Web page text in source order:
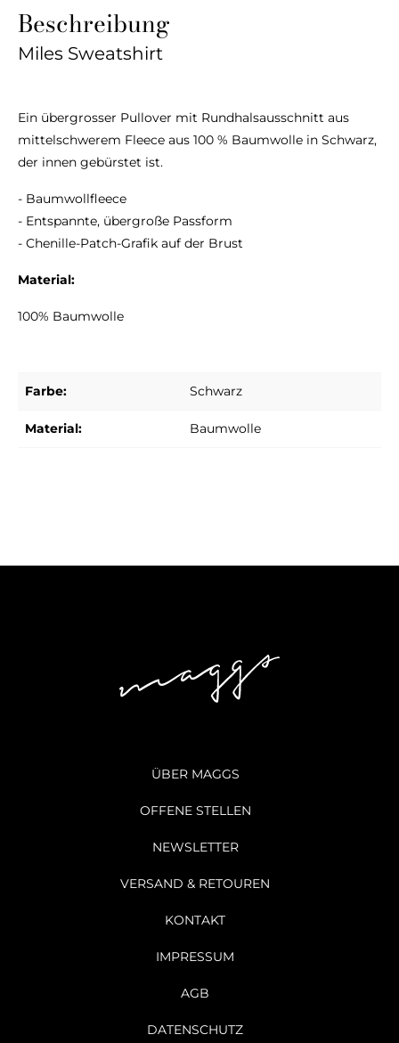
Beschreibung
Miles Sweatshirt
Ein übergrosser Pullover mit Rundhalsausschnitt aus
mittelschwerem Fleece aus 100 % Baumwolle in Schwarz,
der innen gebürstet ist.
- Baumwollfleece
- Entspannte, übergroße Passform
- Chenille-Patch-Grafik auf der Brust
Material:
100% Baumwolle
Farbe: Schwarz
Material: Baumwolle
ÜBER MAGGS
OFFENE STELLEN
NEWSLETTER
VERSAND & RETOUREN
KONTAKT
IMPRESSUM
AGB
DATENSCHUTZ